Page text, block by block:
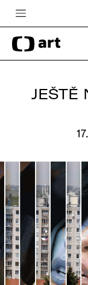
Česká televize
Zpravodajství
Vše o ČT
JEŠTĚ